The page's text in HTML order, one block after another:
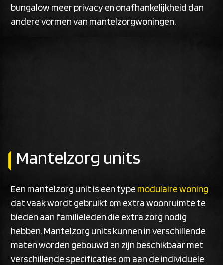
bungalow meer privacy en onafhankelijkheid dan
andere vormen van mantelzorgwoningen.
Mantelzorg units
Een mantelzorg unit is een type modulaire woning
dat vaak wordt gebruikt om extra woonruimte te
bieden aan familieleden die extra zorg nodig
hebben. Mantelzorg units kunnen in verschillende
maten worden gebouwd en zijn beschikbaar met
verschillende specificaties om aan de individuele